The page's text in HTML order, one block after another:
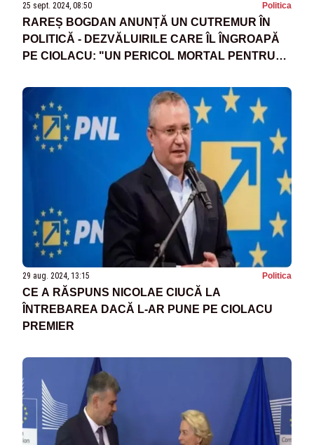
25 sept. 2024, 08:50 Politica
RAREȘ BOGDAN ANUNȚĂ UN CUTREMUR ÎN
POLITICĂ - DEZVĂLUIRILE CARE ÎL ÎNGROAPĂ
PE CIOLACU: "UN PERICOL MORTAL PENTRU
29 aug. 2024, 13:15 Politica
CE A RĂSPUNS NICOLAE CIUCĂ LA
ÎNTREBAREA DACĂ L-AR PUNE PE CIOLACU
PREMIER